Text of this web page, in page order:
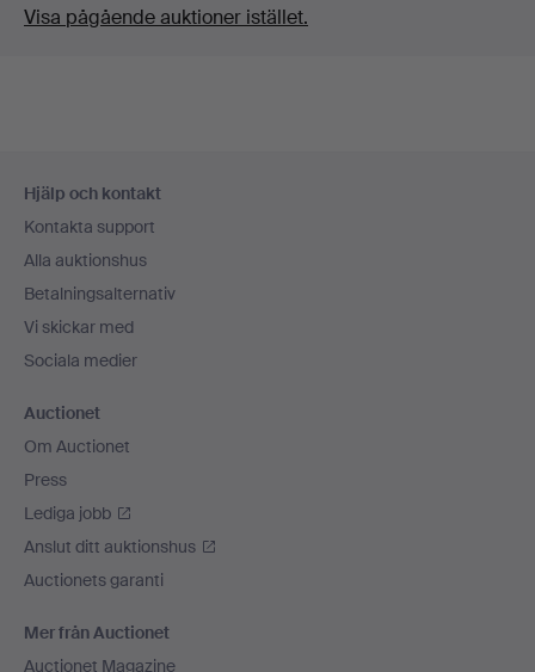
Visa pågående auktioner istället.
Hjälp och kontakt
Kontakta support
Alla auktionshus
Betalningsalternativ
Vi skickar med
Sociala medier
Auctionet
Om Auctionet
Press
Lediga jobb
Anslut ditt auktionshus
Auctionets garanti
Mer från Auctionet
Auctionet Magazine